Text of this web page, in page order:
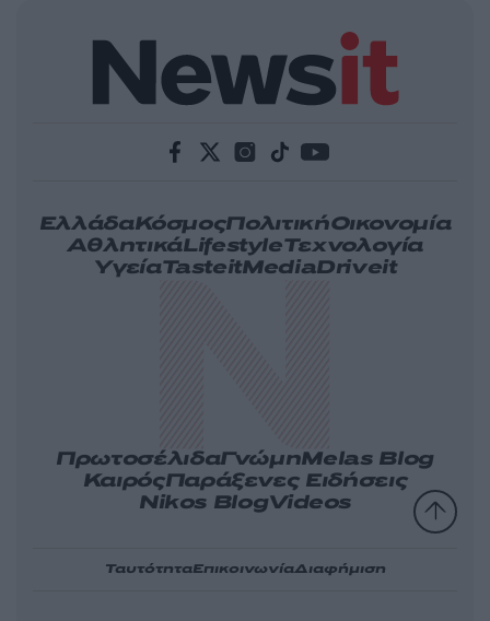
ΕλλάδαΚόσμοςΠολιτικήΟικονομία
ΑθλητικάLifestyleΤεχνολογία
ΥγείαTasteitMediaDriveit
ΠρωτοσέλιδαΓνώμηMelas Blog
ΚαιρόςΠαράξενες Ειδήσεις
Nikos BlogVideos
ΤαυτότηταΕπικοινωνίαΔιαφήμιση